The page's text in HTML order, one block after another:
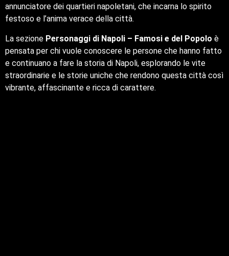
annunciatore dei quartieri napoletani, che incarna lo spirito
festoso e l’anima verace della città.
La sezione Personaggi di Napoli – Famosi e del Popolo è
pensata per chi vuole conoscere le persone che hanno fatto
e continuano a fare la storia di Napoli, esplorando le vite
straordinarie e le storie uniche che rendono questa città così
vibrante, affascinante e ricca di carattere.